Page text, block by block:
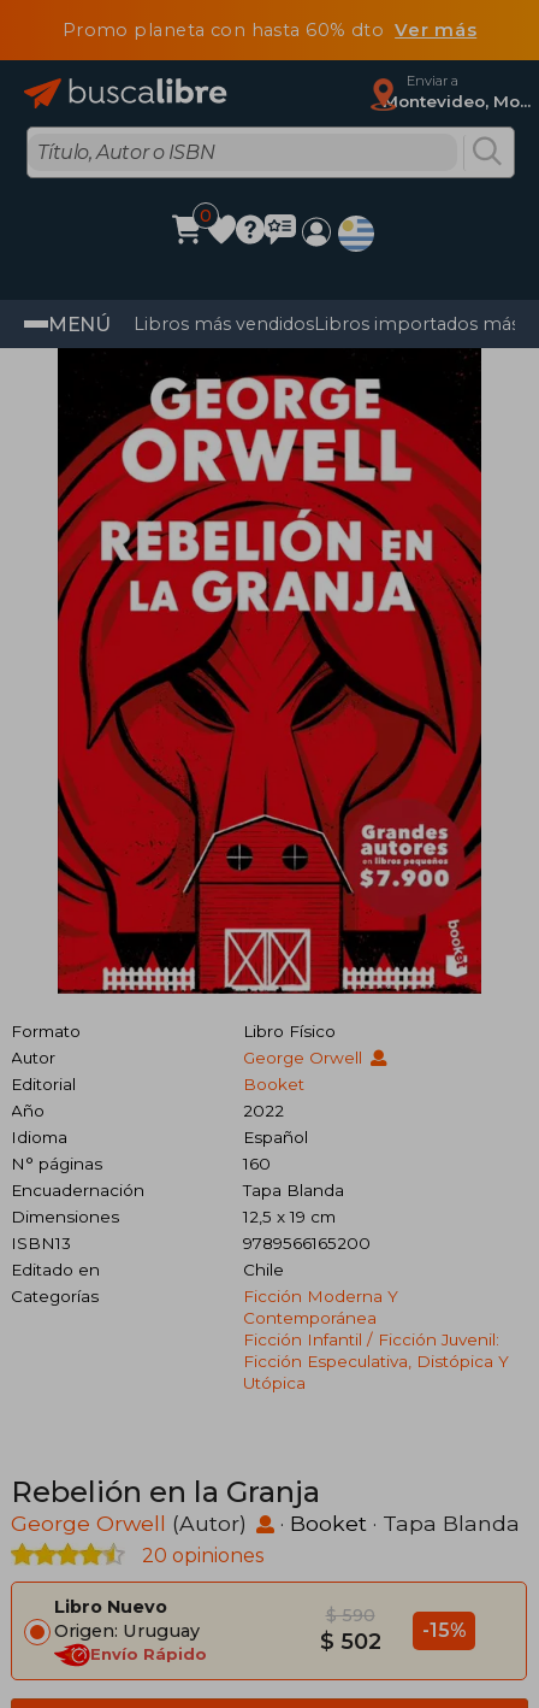
Promo planeta con hasta 60% dtoVer más
Enviar a
Montevideo, Montevideo
0
MENÚ Libros más vendidosLibros importados más
Formato
Libro Físico
Autor
George Orwell
Editorial
Booket
Año
2022
Idioma
Español
N° páginas
160
Encuadernación
Tapa Blanda
Dimensiones
12,5 x 19 cm
ISBN13
9789566165200
Editado en
Chile
Categorías
Ficción Moderna Y
Contemporánea
Ficción Infantil / Ficción Juvenil:
Ficción Especulativa, Distópica Y
Utópica
Rebelión en la Granja
George Orwell (Autor) · Booket · Tapa Blanda
20 opiniones
Libro Nuevo
Origen: Uruguay
Envío Rápido
$ 590
$ 502 -15%